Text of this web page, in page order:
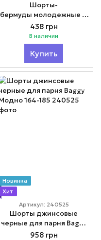
Шорты-
бермуды молодежные д
ля мальчиков бежевые
Модно 158-176
438 грн
В наличии
Купить
Новинка
Хит
Артикул: 240525
Шорты джинсовые
черные для парня Baggy
Модно 164-185
958 грн